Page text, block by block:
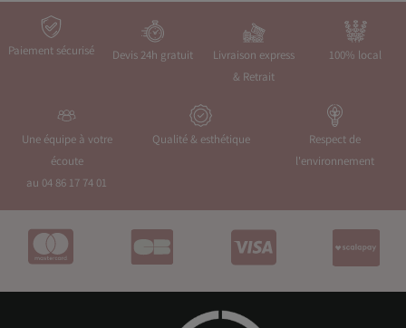
Paiement sécurisé Devis 24h gratuit
Livraison express
& Retrait
100% local
Une équipe à votre
écoute
au 04 86 17 74 01
Qualité & esthétique
Respect de
l'environnement